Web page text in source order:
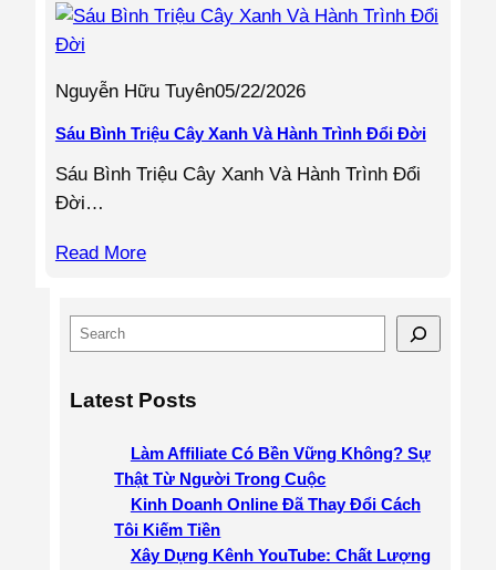
Nguyễn Hữu Tuyên05/22/2026
Sáu Bình Triệu Cây Xanh Và Hành Trình Đổi Đời
Sáu Bình Triệu Cây Xanh Và Hành Trình Đổi
Đời…
Read More
S
e
Latest Posts
Làm Affiliate Có Bền Vững Không? Sự
Thật Từ Người Trong Cuộc
Kinh Doanh Online Đã Thay Đổi Cách
Tôi Kiếm Tiền
Xây Dựng Kênh YouTube: Chất Lượng